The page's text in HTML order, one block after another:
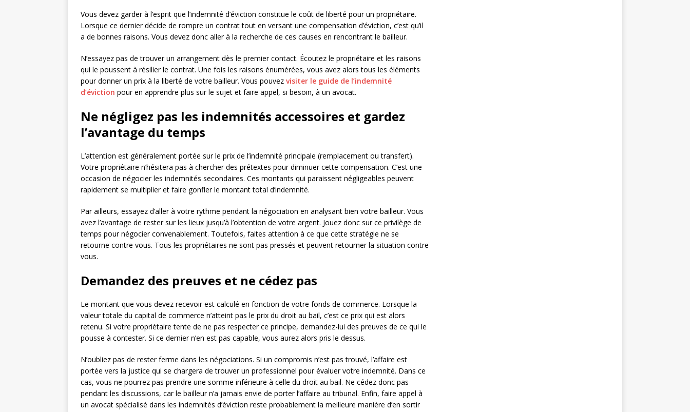
Vous devez garder à l’esprit que l’indemnité d’éviction constitue le coût de liberté pour un propriétaire.
Lorsque ce dernier décide de rompre un contrat tout en versant une compensation d’éviction, c’est qu’il
a de bonnes raisons. Vous devez donc aller à la recherche de ces causes en rencontrant le bailleur.
N’essayez pas de trouver un arrangement dès le premier contact. Écoutez le propriétaire et les raisons
qui le poussent à résilier le contrat. Une fois les raisons énumérées, vous avez alors tous les éléments
pour donner un prix à la liberté de votre bailleur. Vous pouvez visiter le guide de l’indemnité
d’éviction pour en apprendre plus sur le sujet et faire appel, si besoin, à un avocat.
Ne négligez pas les indemnités accessoires et gardez
l’avantage du temps
L’attention est généralement portée sur le prix de l’indemnité principale (remplacement ou transfert).
Votre propriétaire n’hésitera pas à chercher des prétextes pour diminuer cette compensation. C’est une
occasion de négocier les indemnités secondaires. Ces montants qui paraissent négligeables peuvent
rapidement se multiplier et faire gonfler le montant total d’indemnité.
Par ailleurs, essayez d’aller à votre rythme pendant la négociation en analysant bien votre bailleur. Vous
avez l’avantage de rester sur les lieux jusqu’à l’obtention de votre argent. Jouez donc sur ce privilège de
temps pour négocier convenablement. Toutefois, faites attention à ce que cette stratégie ne se
retourne contre vous. Tous les propriétaires ne sont pas pressés et peuvent retourner la situation contre
vous.
Demandez des preuves et ne cédez pas
Le montant que vous devez recevoir est calculé en fonction de votre fonds de commerce. Lorsque la
valeur totale du capital de commerce n’atteint pas le prix du droit au bail, c’est ce prix qui est alors
retenu. Si votre propriétaire tente de ne pas respecter ce principe, demandez-lui des preuves de ce qui le
pousse à contester. Si ce dernier n’en est pas capable, vous aurez alors pris le dessus.
N’oubliez pas de rester ferme dans les négociations. Si un compromis n’est pas trouvé, l’affaire est
portée vers la justice qui se chargera de trouver un professionnel pour évaluer votre indemnité. Dans ce
cas, vous ne pourrez pas prendre une somme inférieure à celle du droit au bail. Ne cédez donc pas
pendant les discussions, car le bailleur n’a jamais envie de porter l’affaire au tribunal. Enfin, faire appel à
un avocat spécialisé dans les indemnités d’éviction reste probablement la meilleure manière d’en sortir